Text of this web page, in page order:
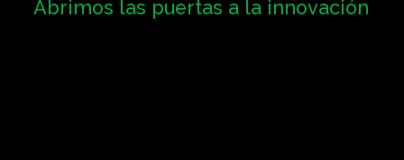
Abrimos las puertas a la innovación